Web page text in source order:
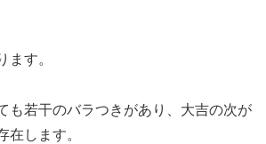
ます。
も若干のバラつきがあり、大吉の次が
在します。